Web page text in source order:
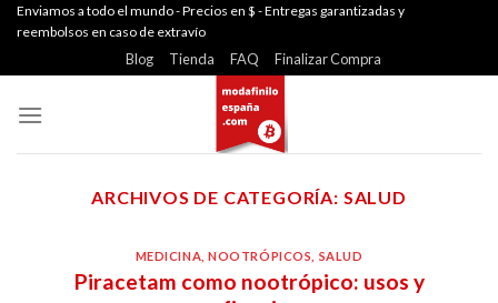
SkipEnviamos a todo el mundo - Precios en $ - Entregas garantizadas y
reembolsos en caso de extravío
Blog Tienda FAQ Finalizar Compra
ARCHIVOS DE CATEGORÍA: SALUD
MEDICINA ,NOOTRÓPICOS SALUD
Piracetam como nootrópico: usos y